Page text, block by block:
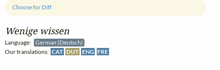
Wenige wissen
Language:
German (Deutsch)
Our translations: CAT DUT ENG FRE
Choose for Diff